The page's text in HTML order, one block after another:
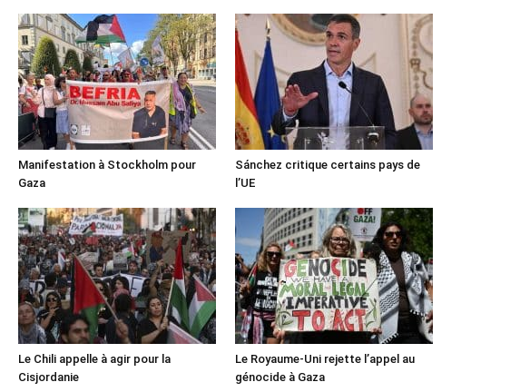
Manifestation à Stockholm pour
Gaza
Sánchez critique certains pays de
l’UE
Le Chili appelle à agir pour la
Cisjordanie
Le Royaume-Uni rejette l’appel au
génocide à Gaza